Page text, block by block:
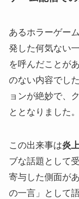
あるホラーゲー
発した何気ない
を呼んだことが
のない内容でし
ョンが絶妙で、
ととなりました。
この出来事は炎
ブな話題として
寄与した側面が
の一言」として